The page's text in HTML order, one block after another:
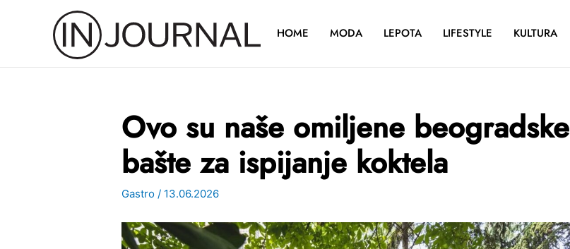
HOME MODA LEPOTA LIFESTYLE KULTURA
Ovo su naše omiljene beogradske
bašte za ispijanje koktela
Gastro / 13.06.2026